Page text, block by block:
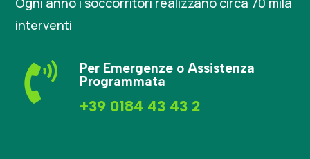
interventi

Per Emergenze o Assistenza
Programmata
+39 0184 43 43 2